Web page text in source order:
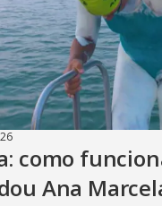
como
Ana